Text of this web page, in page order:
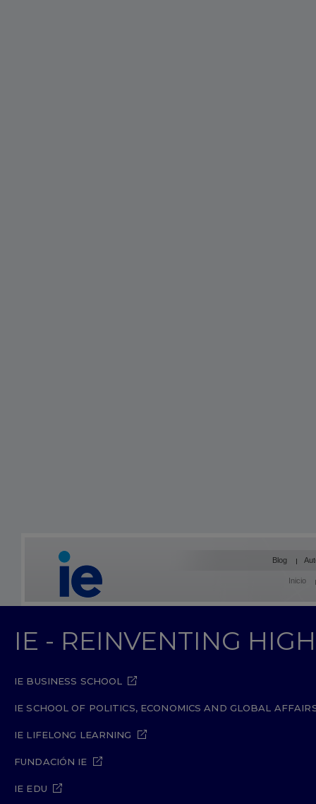
Blog
Inicio
IE - REINVENTING
IE BUSINESS SCHOOL
IE SCHOOL OF POLITICS, ECONOMICS AND GLOBAL
IE LIFELONG LEARNING
FUNDACIÓN IE
IE EDU